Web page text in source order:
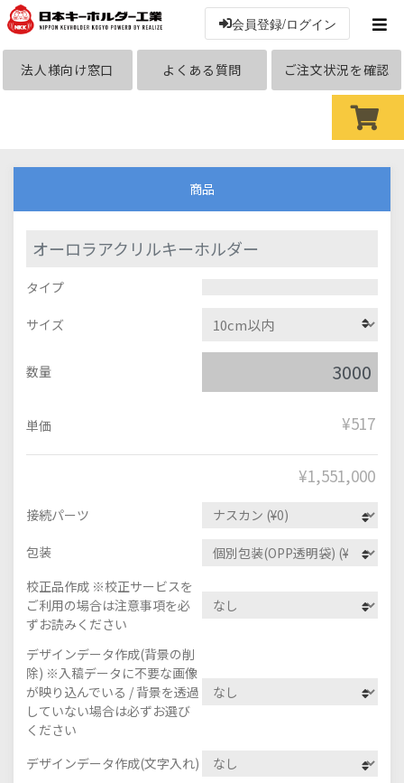
会員登録/ログイン
法人様向け窓口 よくある質問 ご注文状況を確認
商品
オーロラアクリルキーホルダー
タイプ
サイズ
数量
単価 ¥517
¥1,551,000
接続パーツ
包装
校正品作成 ※校正サービスを
ご利用の場合は注意事項を必
ずお読みください
デザインデータ作成(背景の削
除) ※入稿データに不要な画像
が映り込んでいる / 背景を透過
していない場合は必ずお選び
ください
デザインデータ作成(文字入れ)